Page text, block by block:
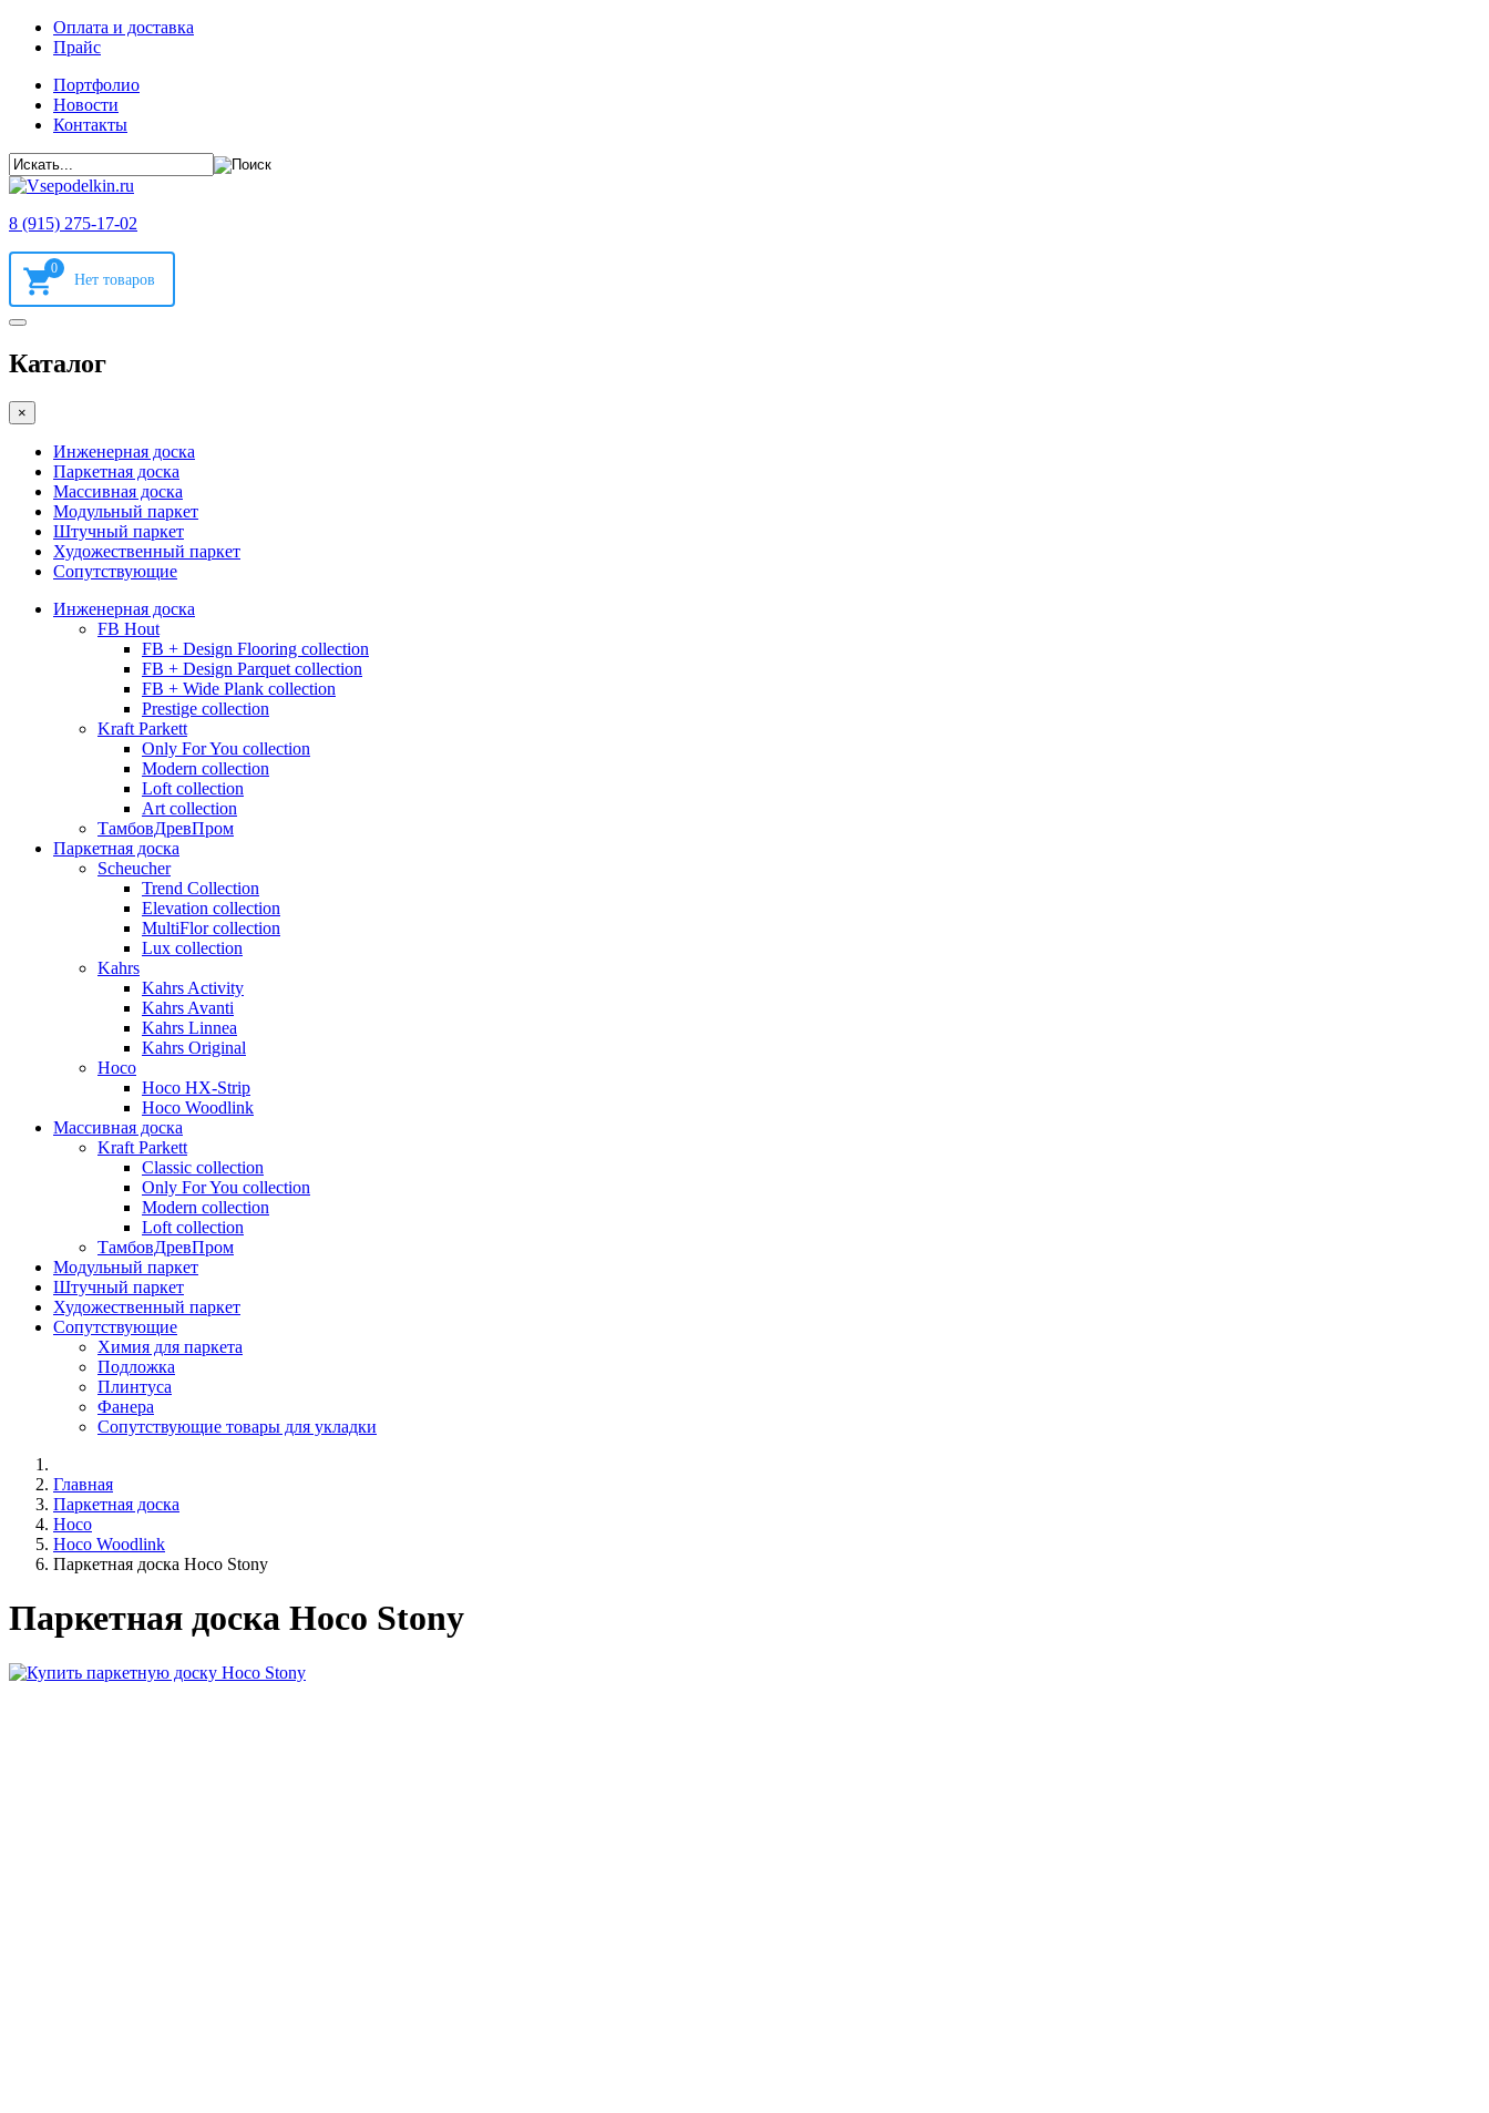
Оплата и доставка
Прайс
Портфолио
Новости
Контакты
8 (915) 275-17-02
0
Каталог
×
Инженерная доска
Паркетная доска
Массивная доска
Модульный паркет
Штучный паркет
Художественный паркет
Сопутствующие
Инженерная доска
FB Hout
FB + Design Flooring collection
FB + Design Parquet collection
FB + Wide Plank collection
Prestige collection
Kraft Parkett
Only For You collection
Modern collection
Loft collection
Art collection
ТамбовДревПром
Паркетная доска
Scheucher
Trend Collection
Elevation collection
MultiFlor collection
Lux collection
Kahrs
Kahrs Activity
Kahrs Avanti
Kahrs Linnea
Kahrs Original
Hoco
Hoco HX-Strip
Hoco Woodlink
Массивная доска
Kraft Parkett
Classic collection
Only For You collection
Modern collection
Loft collection
ТамбовДревПром
Модульный паркет
Штучный паркет
Художественный паркет
Сопутствующие
Химия для паркета
Подложка
Плинтуса
Фанера
Сопутствующие товары для укладки
Главная
Паркетная доска
Hoco
Hoco Woodlink
Паркетная доска Hoco Stony
Паркетная доска Hoco Stony